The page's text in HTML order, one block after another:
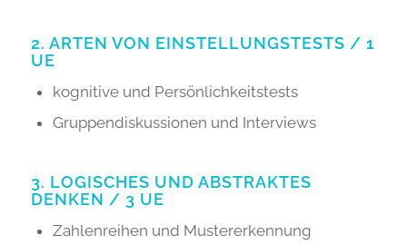
2. ARTEN VON EINSTELLUNGSTESTS / 1
UE
kognitive und Persönlichkeitstests
Gruppendiskussionen und Interviews
3. LOGISCHES UND ABSTRAKTES
DENKEN / 3 UE
Zahlenreihen und Mustererkennung